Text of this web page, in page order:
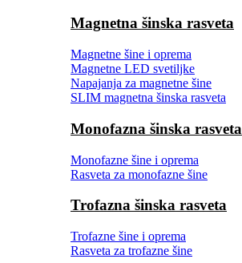
Magnetna šinska rasveta
Magnetne šine i oprema
Magnetne LED svetiljke
Napajanja za magnetne šine
SLIM magnetna šinska rasveta
Monofazna šinska rasveta
Monofazne šine i oprema
Rasveta za monofazne šine
Trofazna šinska rasveta
Trofazne šine i oprema
Rasveta za trofazne šine